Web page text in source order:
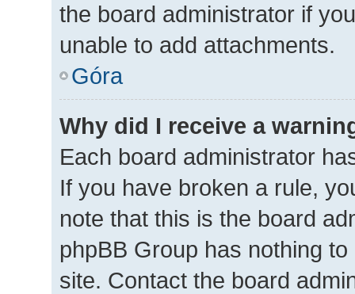
the board administrator if
unable to add attachments.
Góra
Why did I receive a
Each board administrator
If you have broken a rule,
note that this is the board
phpBB Group has nothing
site. Contact the board